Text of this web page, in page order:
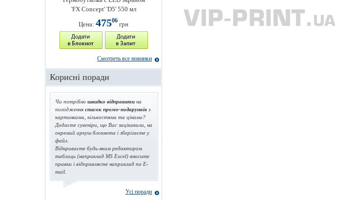
'FX Concept' 'D5' 550 мл
Цена: 47506 грн
Смотреть все новинки
Корисні поради
Чи потрібно швидко відправити на
погодження список промо-подарунків з
картинками, кількостями та цінами?
Додаєте сувеніри, що Вас зацікавили, на
окремий аркуш блокнота і зберігаєте у
файл.
Відкриваєте будь-яким редактором
таблиць (наприклад MS Excel) вносите
правки і відправляєте наприклад по E-
mail.
Усі поради